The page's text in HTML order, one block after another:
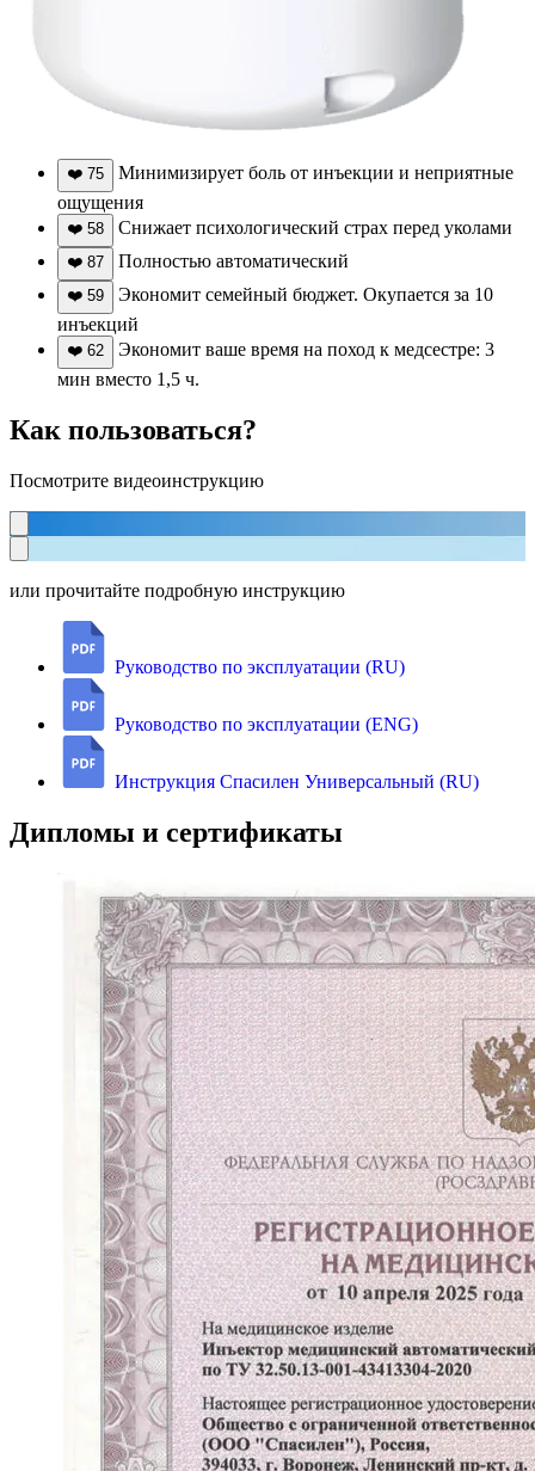
❤️ 75
Минимизирует боль от инъекции и неприятные
ощущения
❤️ 58 Снижает психологический страх перед уколами
❤️ 87 Полностью автоматический
❤️ 59
Экономит семейный бюджет. Окупается за 10
инъекций
❤️ 62
Экономит ваше время на поход к медсестре: 3
мин вместо 1,5 ч.
Как пользоваться?
Посмотрите видеоинструкцию
или прочитайте подробную инструкцию
Руководство по эксплуатации (RU)
Руководство по эксплуатации (ENG)
Инструкция Спасилен Универсальный (RU)
Дипломы и сертификаты